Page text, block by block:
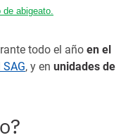
de abigeato.
todo el año en el
, y en unidades de